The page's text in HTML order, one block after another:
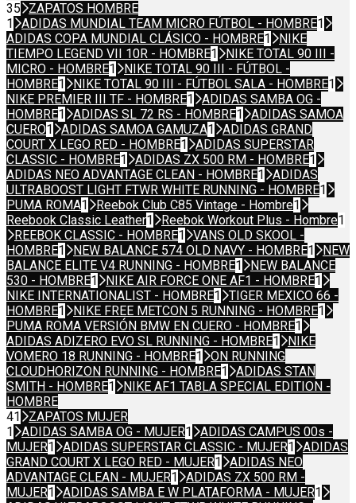
35
ZAPATOS HOMBRE
1
ADIDAS MUNDIAL TEAM MICRO FÚTBOL - HOMBRE1
ADIDAS COPA MUNDIAL CLÁSICO - HOMBRE1
NIKE
TIEMPO LEGEND VII 10R - HOMBRE1
NIKE TOTAL 90 III -
MICRO - HOMBRE1
NIKE TOTAL 90 III - FÚTBOL -
HOMBRE1 NIKE TOTAL 90 III - FÚTBOL SALA - HOMBRE1
NIKE PREMIER III TF - HOMBRE1
ADIDAS SAMBA OG -
HOMBRE1 ADIDAS SL 72 RS - HOMBRE1
ADIDAS SAMOA
CUERO1 ADIDAS SAMOA GAMUZA1
ADIDAS GRAND
COURT X LEGO RED - HOMBRE1
ADIDAS SUPERSTAR
CLASSIC - HOMBRE1 ADIDAS ZX 500 RM - HOMBRE1
ADIDAS NEO ADVANTAGE CLEAN - HOMBRE1
ADIDAS
ULTRABOOST LIGHT FTWR WHITE RUNNING - HOMBRE1
PUMA ROMA1 Reebok Club C85 Vintage - Hombre1
Reebook Classic Leather1 Reebok Workout Plus - Hombre1
REEBOK CLASSIC - HOMBRE1
VANS OLD SKOOL -
HOMBRE1 NEW BALANCE 574 OLD NAVY - HOMBRE1
NEW
BALANCE ELITE V4 RUNNING - HOMBRE1
NEW BALANCE
530 - HOMBRE1 NIKE AIR FORCE ONE AF1 - HOMBRE1
NIKE INTERNATIONALIST - HOMBRE1
TIGER MEXICO 66 -
HOMBRE1 NIKE FREE METCON 5 RUNNING - HOMBRE1
PUMA ROMA VERSIÓN BMW EN CUERO - HOMBRE1
ADIDAS ADIZERO EVO SL RUNNING - HOMBRE1
NIKE
VOMERO 18 RUNNING - HOMBRE1
ON RUNNING
CLOUDHORIZON RUNNING - HOMBRE1
ADIDAS STAN
SMITH - HOMBRE1
NIKE AF1 TABLA SPECIAL EDITION -
HOMBRE
41
ZAPATOS MUJER
1
ADIDAS SAMBA OG - MUJER1
ADIDAS CAMPUS 00s -
MUJER1 ADIDAS SUPERSTAR CLASSIC - MUJER1
ADIDAS
GRAND COURT X LEGO RED - MUJER1
ADIDAS NEO
ADVANTAGE CLEAN - MUJER1
ADIDAS ZX 500 RM -
MUJER1 ADIDAS SAMBA E W PLATAFORMA - MUJER1